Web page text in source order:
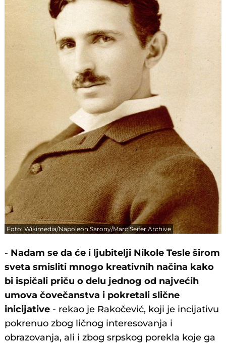
Foto: Wikimedia/Napoleon Sarony/Marc Seifer Archive
- Nadam se da će i ljubitelji Nikole Tesle širom
sveta smisliti mnogo kreativnih načina kako
bi ispičali priču o delu jednog od najvećih
umova čovečanstva i pokretali slične
inicijative - rekao je Rakočević, koji je incijativu
pokrenuo zbog ličnog interesovanja i
obrazovanja, ali i zbog srpskog porekla koje ga